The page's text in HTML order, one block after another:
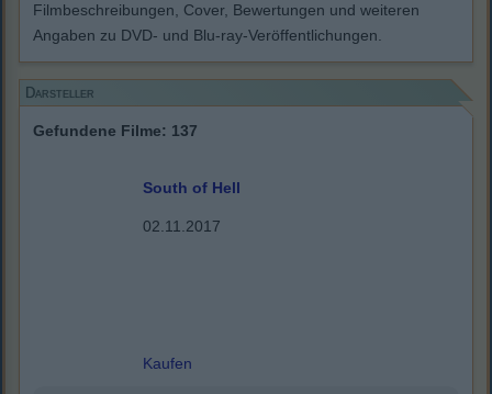
Filmbeschreibungen, Cover, Bewertungen und weiteren
Angaben zu DVD- und Blu-ray-Veröffentlichungen.
Darsteller
Gefundene Filme: 137
South of Hell
02.11.2017
Kaufen